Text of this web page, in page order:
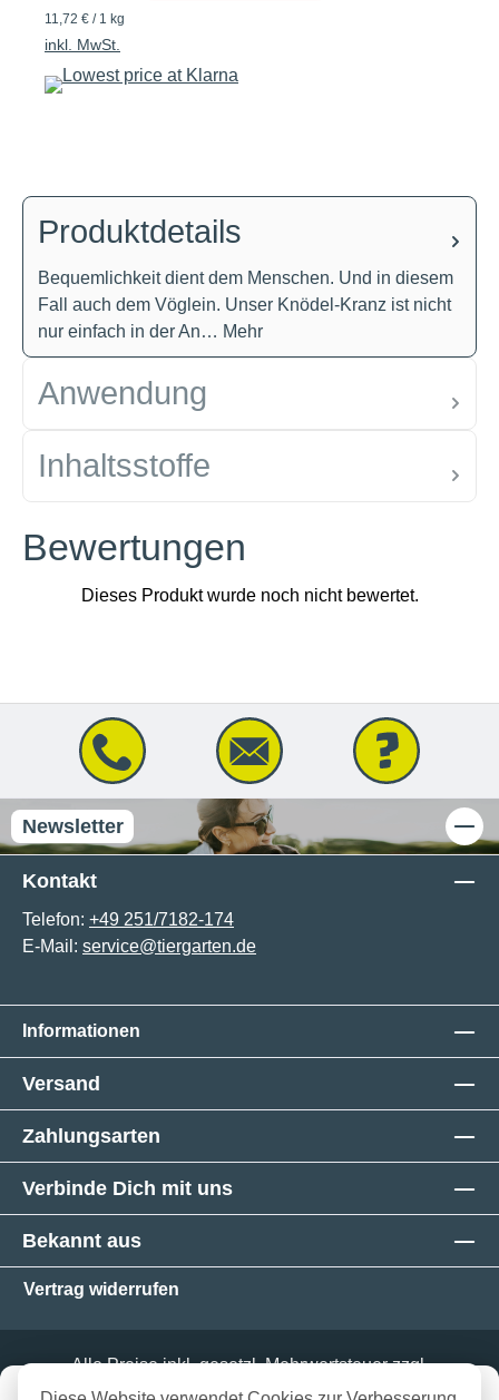
11,72 € / 1 kg
inkl. MwSt.
in 3-5 Werktagen bei dir
Produktdetails
Bequemlichkeit dient dem Menschen. Und in diesem
Fall auch dem Vöglein. Unser Knödel-Kranz ist nicht
nur einfach in der An… Mehr
Anwendung
Inhaltsstoffe
Bewertungen
Newsletter
Kontakt
Telefon: +49 251/7182-174
E-Mail: service@tiergarten.de
Informationen
Versand
Zahlungsarten
Verbinde Dich mit uns
Bekannt aus
Vertrag widerrufen
Alle Preise inkl. gesetzl. Mehrwertsteuer zzgl.
Versandkosten und ggf. Nachnahmegebühren, wenn